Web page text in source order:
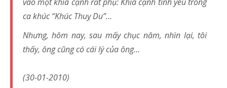
ca khúc “Khúc Thuỵ Du”…
Nhưng, hôm nay, sau mấy chục năm, nhìn lại, tôi
thấy, ông cũng có cái lý của ông…
(30-01-2010)